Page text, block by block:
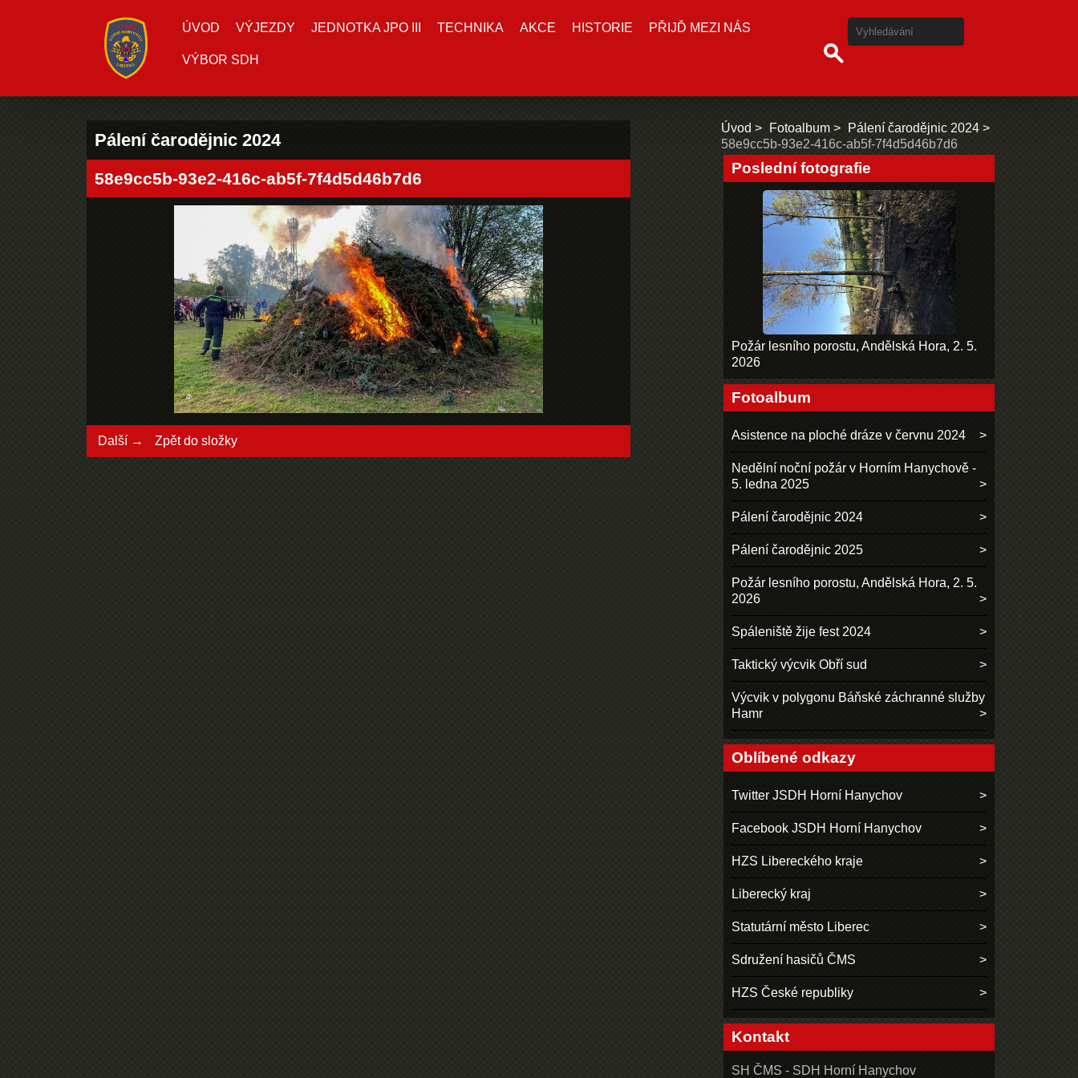
ÚVOD VÝJEZDY JEDNOTKA JPO III TECHNIKA AKCE HISTORIE PŘIJĎ MEZI NÁS
VÝBOR SDH
Pálení čarodějnic 2024
58e9cc5b-93e2-416c-ab5f-7f4d5d46b7d6
Další → Zpět do složky
Úvod Fotoalbum
Pálení čarodějnic 2024
58e9cc5b-93e2-416c-ab5f-7f4d5d46b7d6
Poslední fotografie
Požár lesního porostu, Andělská Hora, 2. 5.
2026
Fotoalbum
Asistence na ploché dráze v červnu 2024
Nedělní noční požár v Horním Hanychově -
5. ledna 2025
Pálení čarodějnic 2024
Pálení čarodějnic 2025
Požár lesního porostu, Andělská Hora, 2. 5.
2026
Spáleniště žije fest 2024
Taktický výcvik Obří sud
Výcvik v polygonu Báňské záchranné služby
Hamr
Oblíbené odkazy
Twitter JSDH Horní Hanychov
Facebook JSDH Horní Hanychov
HZS Libereckého kraje
Liberecký kraj
Statutární město Liberec
Sdružení hasičů ČMS
HZS České republiky
Kontakt
SH ČMS - SDH Horní Hanychov